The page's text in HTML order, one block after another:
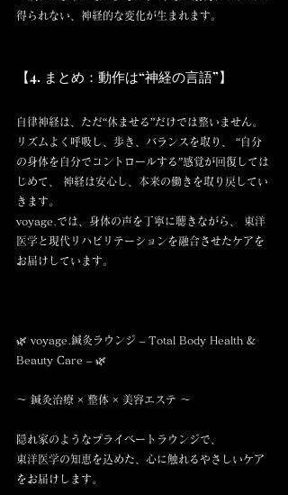
得られない、神経的な変化が生まれます。
【4. まとめ：動作は“神経の言語”】
自律神経は、ただ“休ませる”だけでは整いません。
リズムよく呼吸し、歩き、バランスを取り、 “自分
の身体を自分でコントロールする”感覚が回復しては
じめて、 神経は安心し、本来の働きを取り戻してい
きます。
voyage.では、身体の声を丁寧に聴きながら、 東洋
医学と現代リハビリテーションを融合させたケアを
お届けしています。
🌿 voyage.鍼灸ラウンジ – Total Body Health &
Beauty Care – 🌿
〜 鍼灸治療 × 整体 × 美容エステ 〜
隠れ家のようなプライベートラウンジで、
東洋医学の知恵を込めた、心に触れるやさしいケア
をお届けします。